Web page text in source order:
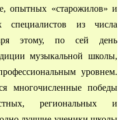
опытных «старожилов» и
специалистов из числа
этому, по сей день
музыкальной школы,
уровнем.
многочисленные победы
региональных и